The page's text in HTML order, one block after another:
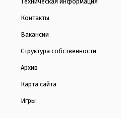
Контакты
Вакансии
Структура собственности
Архив
Карта сайта
Игры